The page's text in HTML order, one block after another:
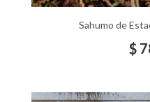
Sahumo de
$